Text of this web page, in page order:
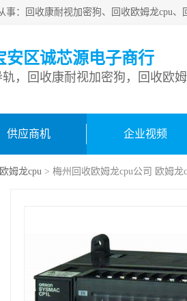
安区诚芯源电子商行
轨，回收康耐视加密狗，回收欧
供应商机 企业视频
姆龙cpu > 梅州回收欧姆龙cpu公司 欧姆